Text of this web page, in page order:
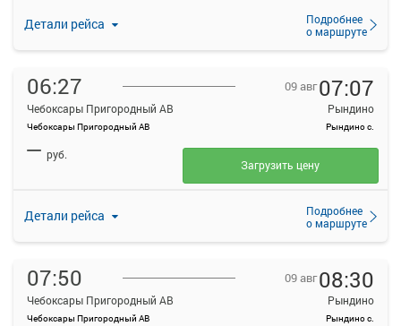
Детали рейса
Подробнее
о маршруте
06:27
Чебоксары Пригородный АВ
Чебоксары Пригородный АВ
09 авг07:07
Рындино
Рындино с.
Детали рейса
Подробнее
о маршруте
— руб.
Загрузить цену
07:50
Чебоксары Пригородный АВ
Чебоксары Пригородный АВ
09 авг08:30
Рындино
Рындино с.